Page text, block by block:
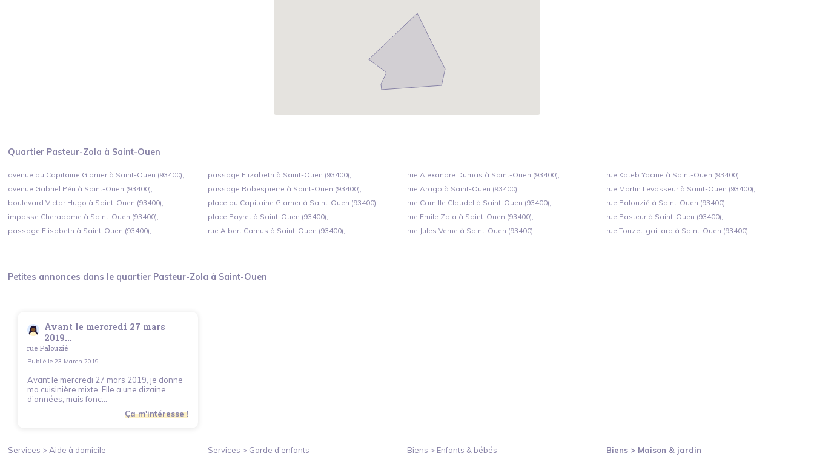
Quartier Pasteur-Zola à Saint-Ouen
avenue du Capitaine Glarner à Saint-Ouen (93400),
avenue Gabriel Péri à Saint-Ouen (93400),
boulevard Victor Hugo à Saint-Ouen (93400),
impasse Cheradame à Saint-Ouen (93400),
passage Elisabeth à Saint-Ouen (93400),
passage Elizabeth à Saint-Ouen (93400),
passage Robespierre à Saint-Ouen (93400),
place du Capitaine Glarner à Saint-Ouen (93400),
place Payret à Saint-Ouen (93400),
rue Albert Camus à Saint-Ouen (93400),
rue Alexandre Dumas à Saint-Ouen (93400),
rue Arago à Saint-Ouen (93400),
rue Camille Claudel à Saint-Ouen (93400),
rue Emile Zola à Saint-Ouen (93400),
rue Jules Verne à Saint-Ouen (93400),
rue Kateb Yacine à Saint-Ouen (93400),
rue Martin Levasseur à Saint-Ouen (93400),
rue Palouzié à Saint-Ouen (93400),
rue Pasteur à Saint-Ouen (93400),
rue Touzet-gaillard à Saint-Ouen (93400),
Petites annonces dans le quartier Pasteur-Zola à Saint-Ouen
Avant le mercredi 27 mars
2019...
rue Palouzié
Publié le 23 March 2019
Avant le mercredi 27 mars 2019, je donne
ma cuisinière mixte. Elle a une dizaine
d’années, mais fonc...
Ça m'intéresse !
Services > Aide à domicile Services > Garde d'enfants Biens > Enfants & bébés Biens > Maison & jardin